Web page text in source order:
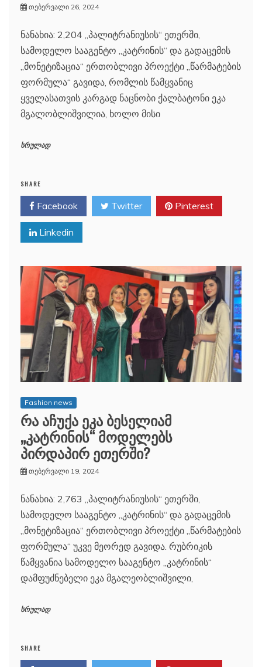
თებერვალი 26, 2024
ნანახია: 2,204 „პალიტრანიუსის“ ეთერში,
სამოდელო სააგენტო „კატრინის“ და გადაცემის
„მონეტიზაცია“ ერთობლივი პროექტი „წარმატების
ფორმულა“ გავიდა, რომლის წამყვანიც
ყველასათვის კარგად ნაცნობი ქალბატონი ეკა
მგალობლიშვილია, ხოლო მისი
სრულად
SHARE
Facebook Twitter Pinterest
Linkedin
Fashion news
რა აჩუქა ეკა ბესელიამ
„კატრინის“ მოდელებს
პირდაპირ ეთერში?
თებერვალი 19, 2024
ნანახია: 2,763 „პალიტრანიუსის“ ეთერში,
სამოდელო სააგენტო „კატრინის“ და გადაცემის
„მონეტიზაცია“ ერთობლივი პროექტი „წარმატების
ფორმულა“ უკვე მეორედ გავიდა. რუბრიკის
წამყვანია სამოდელო სააგენტო „კატრინის“
დამფუძნებელი ეკა მგალეობლიშვილი,
სრულად
SHARE